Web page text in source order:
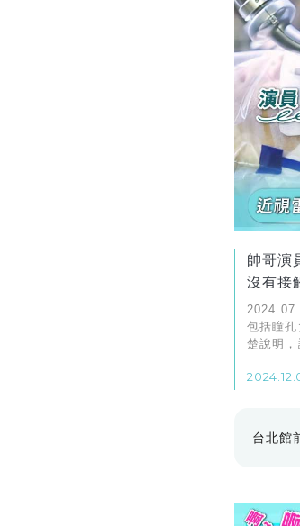
帥哥演
沒有接
包括瞳
楚說明，
台北館